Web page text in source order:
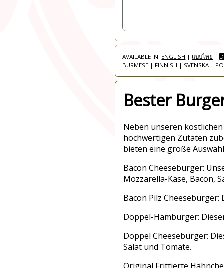
AVAILABLE IN: ENGLISH | แบบไทย |
BURMESE | FINNISH | SVENSKA |
Bester
Neben unseren
hochwertigen Zutaten
bieten eine große
Bacon Cheeseburger:
Mozzarella-Käse, Bacon,
Bacon Pilz
Doppel-Hamburger:
Doppel Cheeseburger:
Salat und Tomate.
Original Frittierte